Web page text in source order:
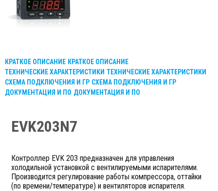
КРАТКОЕ ОПИСАНИЕ КРАТКОЕ ОПИСАНИЕ
ТЕХНИЧЕСКИЕ ХАРАКТЕРИСТИКИ ТЕХНИЧЕСКИЕ ХАРАКТЕРИСТИКИ
СХЕМА ПОДКЛЮЧЕНИЯ И ГР СХЕМА ПОДКЛЮЧЕНИЯ И ГР
ДОКУМЕНТАЦИЯ И ПО ДОКУМЕНТАЦИЯ И ПО
EVK203N7
Контроллер EVK 203 предназначен для управления
холодильной установкой с вентилируемыми испарителями.
Производится регулирование работы компрессора, оттайки
(по времени/температуре) и вентиляторов испарителя.